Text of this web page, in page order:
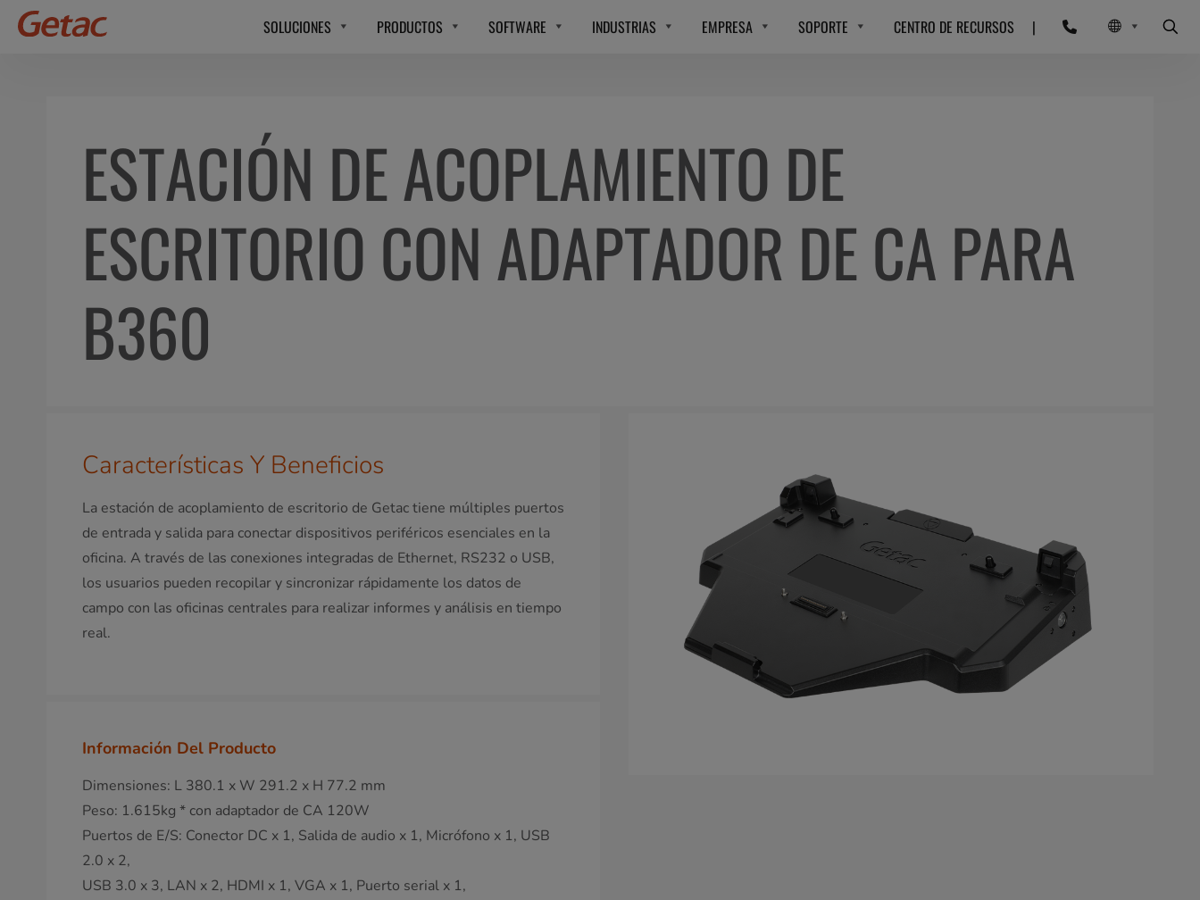
SOLUCIONES PRODUCTOS SOFTWARE INDUSTRIAS EMPRESA SOPORTE CENTRO DE RECURSOS |
ESTACIÓN DE ACOPLAMIENTO DE
ESCRITORIO CON ADAPTADOR DE CA PARA
B360
Características Y Beneficios
La estación de acoplamiento de escritorio de Getac tiene múltiples puertos
de entrada y salida para conectar dispositivos periféricos esenciales en la
oficina. A través de las conexiones integradas de Ethernet, RS232 o USB,
los usuarios pueden recopilar y sincronizar rápidamente los datos de
campo con las oficinas centrales para realizar informes y análisis en tiempo
real.
Información Del Producto
Dimensiones: L 380.1 x W 291.2 x H 77.2 mm
Peso: 1.615kg * con adaptador de CA 120W
Puertos de E/S: Conector DC x 1, Salida de audio x 1, Micrófono x 1, USB
2.0 x 2,
USB 3.0 x 3, LAN x 2, HDMI x 1, VGA x 1, Puerto serial x 1,